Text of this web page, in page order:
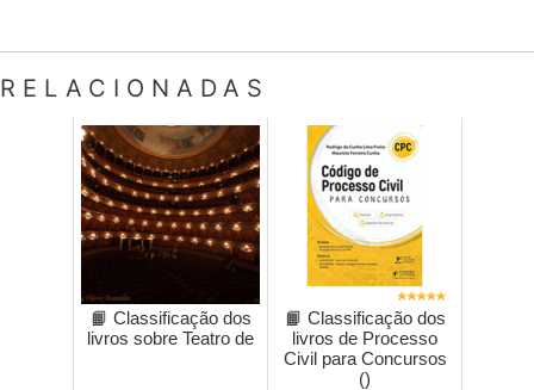
RELACIONADAS
📙 Classificação dos
livros sobre Teatro de
📙 Classificação dos
livros de Processo
Civil para Concursos
()